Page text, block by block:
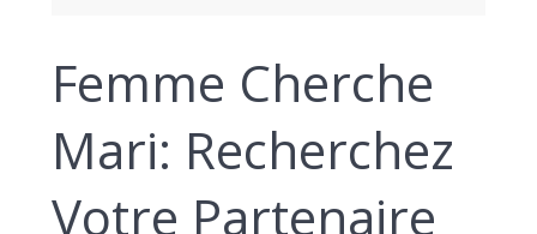
Femme Cherche
Mari: Recherchez
Votre Partenaire